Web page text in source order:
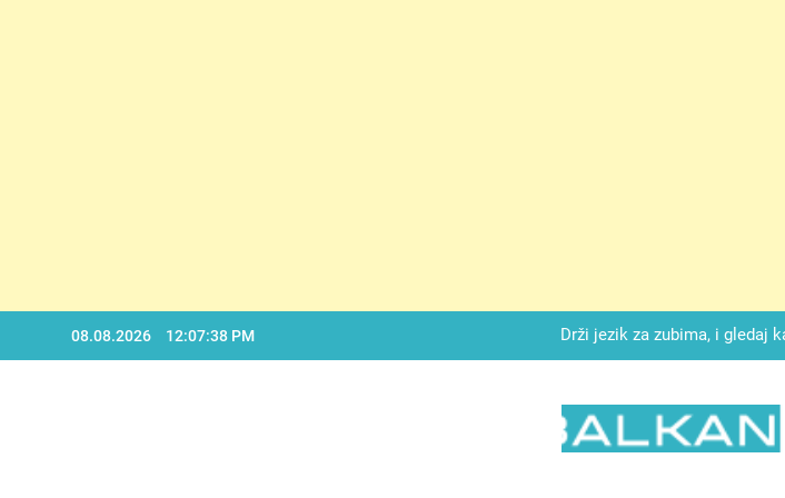
08.08.2026 12:07:39 PM Drži jezik za zubima, i gledaj
SIROMAŠNI DJEČAK VRATIO JE
SAM ČAŠU: